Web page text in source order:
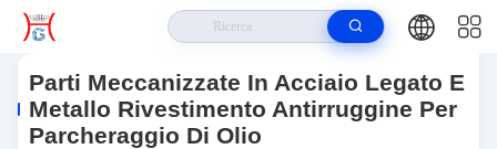
Acciaio Legato E Metallo Rivestimento Antirruggine Per Parcheraggio Di
OlioParti Meccanizzate In Acciaio Legato E
Metallo Rivestimento Antirruggine Per
Parcheraggio Di Olio